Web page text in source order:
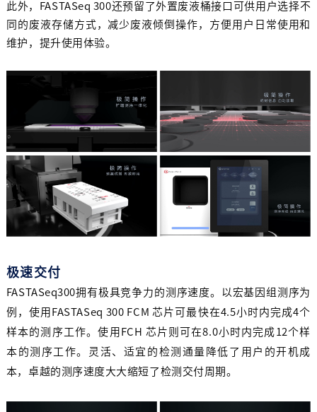
此外，FASTASeq 300还预留了外置废液桶接口可供用户选择不
同的废液存储方式，减少废液倾倒操作，方便用户日常使用和
维护，提升使用体验。
极速交付
FASTASeq300拥有极具竞争力的测序速度。以宏基因组测序为
例，使用FASTASeq 300 FCM 芯片可最快在4.5小时内完成4个
样本的测序工作。使用FCH 芯片则可在8.0小时内完成12个样
本的测序工作。灵活、适宜的检测通量降低了用户的开机成
本，卓越的测序速度大大缩短了检测交付周期。